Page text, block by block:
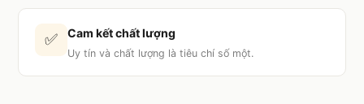
✅ Cam kết chất lượng
Uy tín và chất lượng là tiêu chí số một.